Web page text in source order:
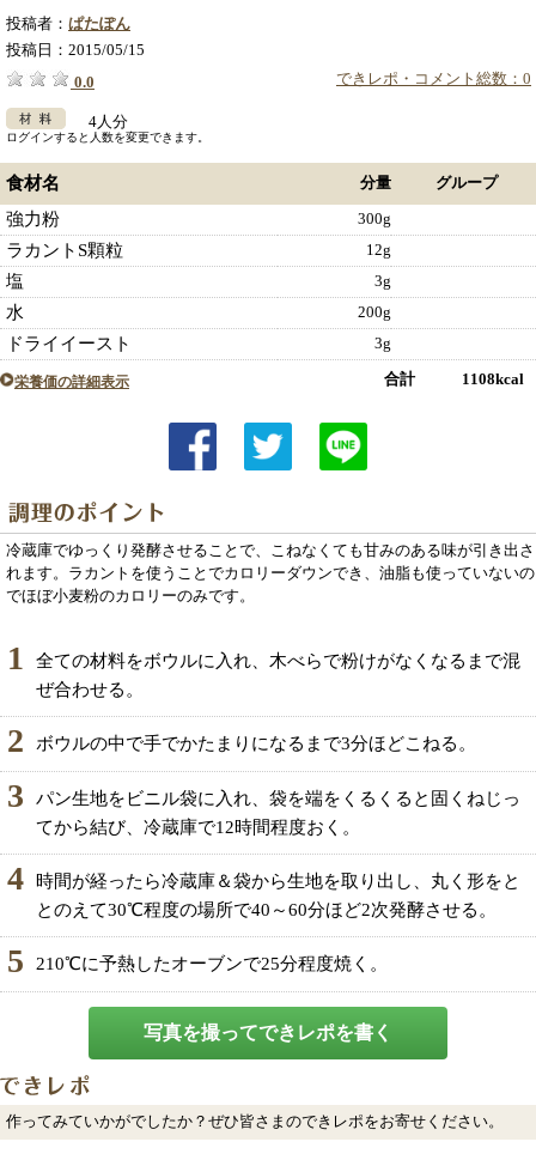
投稿者： ぱたぽん
投稿日： 2015/05/15
できレポ・コメント総数：0
0.0
4人分
ログインすると人数を変更できます。
食材名 分量 グループ
強力粉 300g
ラカントS顆粒 12g
塩 3g
水 200g
ドライイースト 3g
栄養価の詳細表示 合計 1108kcal
冷蔵庫でゆっくり発酵させることで、こねなくても甘みのある味が引き出さ
れます。ラカントを使うことでカロリーダウンでき、油脂も使っていないの
でほぼ小麦粉のカロリーのみです。
1
全ての材料をボウルに入れ、木べらで粉けがなくなるまで混
ぜ合わせる。
2 ボウルの中で手でかたまりになるまで3分ほどこねる。
3
パン生地をビニル袋に入れ、袋を端をくるくると固くねじっ
てから結び、冷蔵庫で12時間程度おく。
4
時間が経ったら冷蔵庫＆袋から生地を取り出し、丸く形をと
とのえて30℃程度の場所で40～60分ほど2次発酵させる。
5 210℃に予熱したオーブンで25分程度焼く。
写真を撮ってできレポを書く
作ってみていかがでしたか？ぜひ皆さまのできレポをお寄せください。